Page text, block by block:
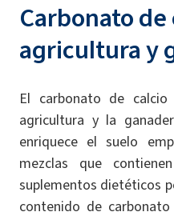
Carbonato
agricultura y
El carbonato de
agricultura y la
enriquece el suelo
mezclas que contienen
suplementos dietéticos
contenido de